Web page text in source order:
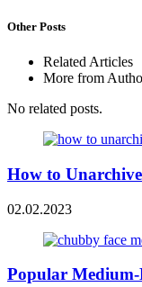
Other Posts
Related Articles
More from
No related posts.
How to
02.02.2023
Popular